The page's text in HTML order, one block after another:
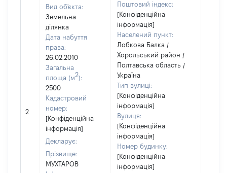
2
Вид об'єкта:
Земельна
ділянка
Дата набуття
права:
26.02.2010
Загальна
площа (м2):
2500
Кадастровий
номер:
[Конфіденційна
інформація]
Декларує:
Прізвище:
МУХТАРОВ
Поштовий індекс:
[Конфіденційна
інформація]
Населений пункт:
Лобкова Балка /
Хорольський район /
Полтавська область /
Україна
Тип вулиці:
[Конфіденційна
інформація]
Вулиця:
[Конфіденційна
інформація]
Номер будинку:
[Конфіденційна
інформація]